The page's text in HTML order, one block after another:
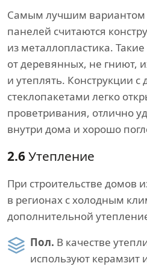
Самым лучшим вариантом
панелей считаются
из металлопластика.
от деревянных, не гниют,
и утеплять. Конструкции
стеклопакетами легко
проветривания, отлично
внутри дома и хорошо
2.6Утепление
При строительстве домов
в регионах с холодным
дополнительной
Пол. В качестве
используют керамзит